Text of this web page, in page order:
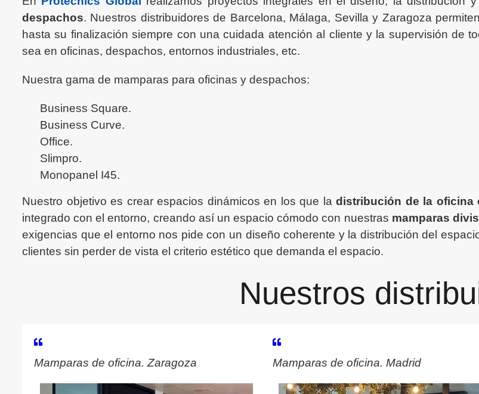
despachos. Nuestros distribuidores de Barcelona, Málaga, Sevilla y Zaragoza
hasta su finalización siempre con una cuidada atención al cliente y la supervisión de
sea en oficinas, despachos, entornos industriales, etc.
Nuestra gama de mamparas para oficinas y despachos:
Business Square.
Business Curve.
Office.
Slimpro.
Monopanel I45.
Nuestro objetivo es crear espacios dinámicos en los que la distribución de la oficina
integrado con el entorno, creando así un espacio cómodo con nuestras mamparas
exigencias que el entorno nos pide con un diseño coherente y la distribución del
clientes sin perder de vista el criterio estético que demanda el espacio.
Nuestros
Mamparas de oficina. Zaragoza Mamparas de oficina. Madrid